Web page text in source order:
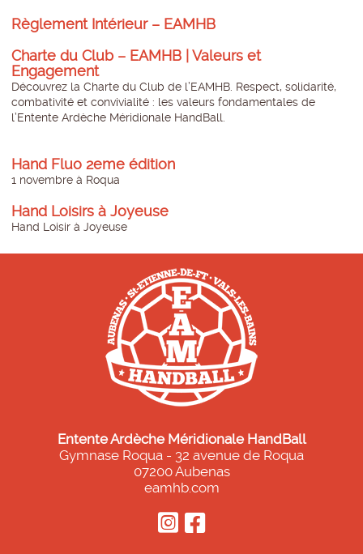
Règlement Intérieur – EAMHB
Charte du Club – EAMHB | Valeurs et
Engagement
Découvrez la Charte du Club de l’EAMHB. Respect, solidarité,
combativité et convivialité : les valeurs fondamentales de
l’Entente Ardèche Méridionale HandBall.
Hand Fluo 2eme édition
1 novembre à Roqua
Hand Loisirs à Joyeuse
Hand Loisir à Joyeuse
Entente Ardèche Méridionale HandBall
Gymnase Roqua - 32 avenue de Roqua
07200 Aubenas
eamhb.com